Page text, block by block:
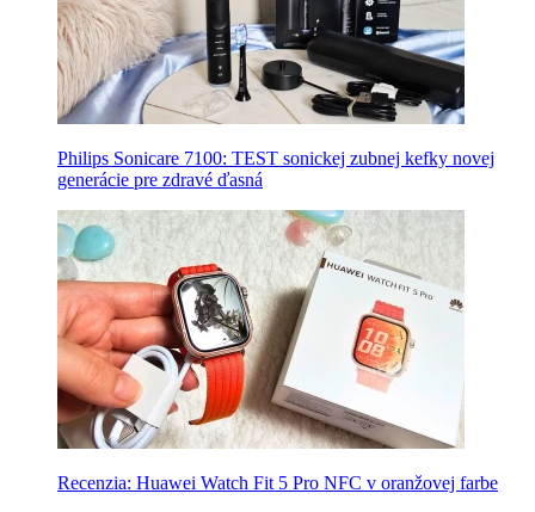
Philips Sonicare 7100: TEST sonickej zubnej kefky novej
generácie pre zdravé ďasná
Recenzia: Huawei Watch Fit 5 Pro NFC v oranžovej farbe